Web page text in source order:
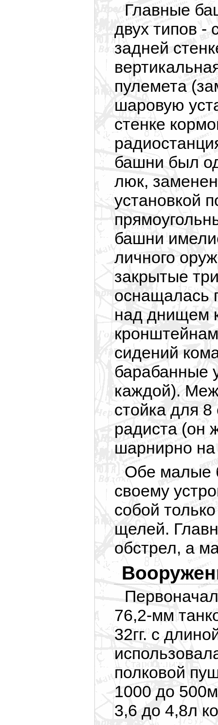
Главные
двух типов -
задней
пулемета
шаровую
стенке
башни был
люк,
установкой
башни
личного
закрытые
оснащалась
над днищем
сидений
барабанные
каждой).
стойка для
радиста (он
шарнирно на
Обе малые
своему
собой
щелей.
обстрел, а
76,2-мм
32гг. с
полковой
1000 до
3,6 до 4,8л